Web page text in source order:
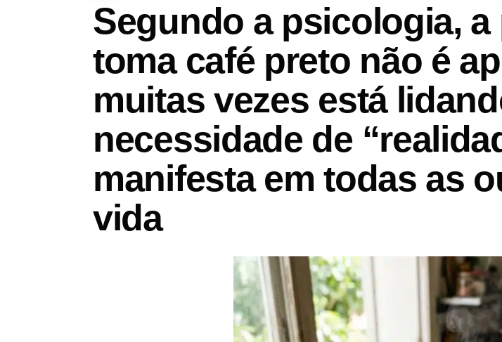
Segundo a psicologia,
toma café preto não é
muitas vezes está
necessidade de
manifesta em todas as
vida